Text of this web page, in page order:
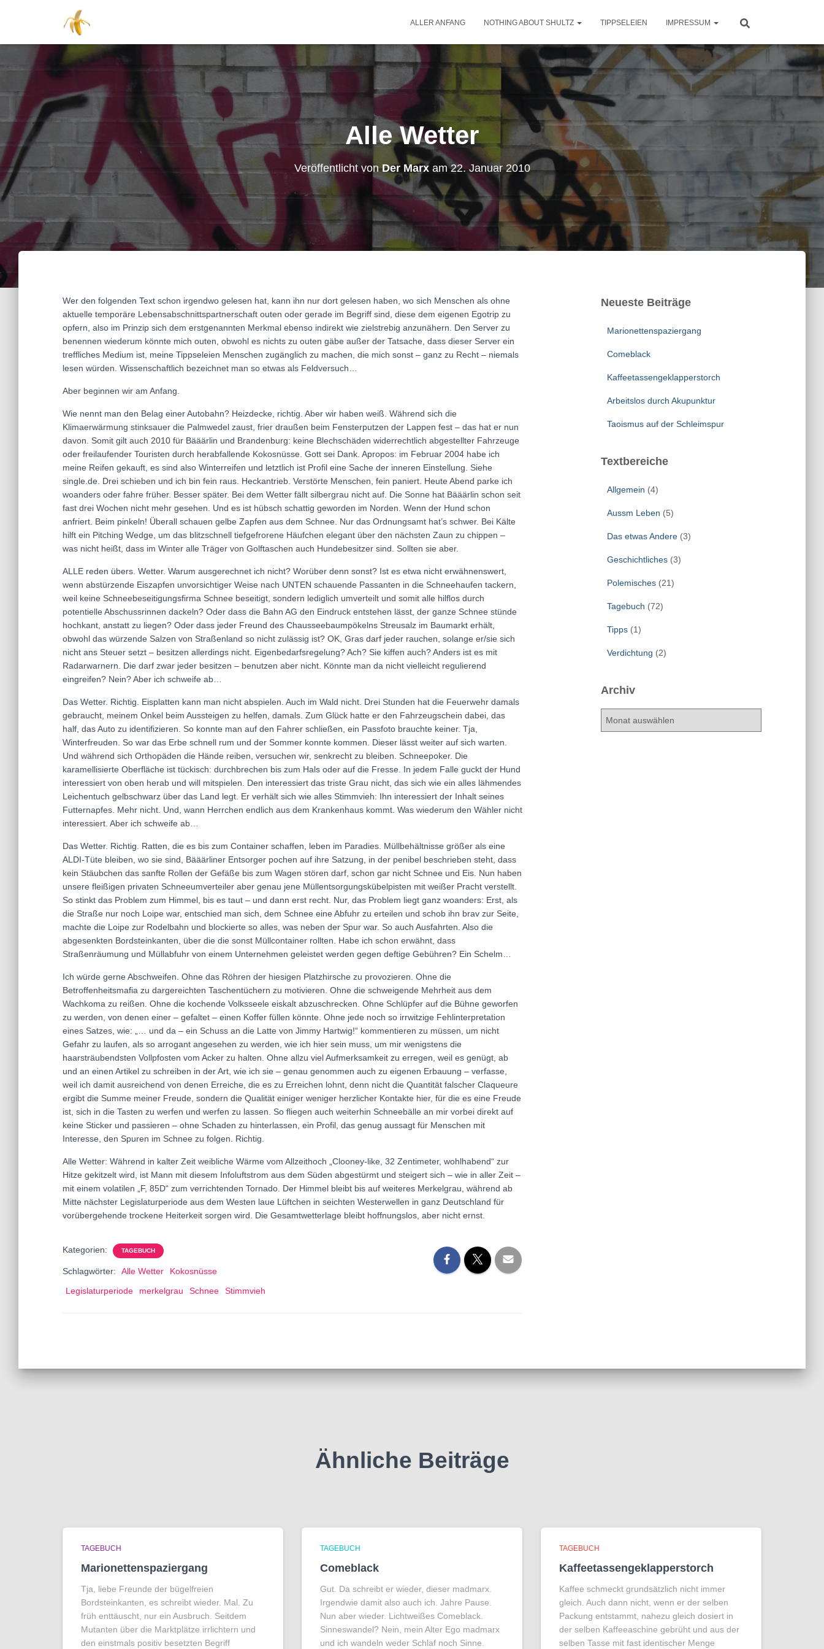
ALLER ANFANG NOTHING ABOUT SHULTZ TIPPSELEIEN IMPRESSUM
Alle Wetter
Veröffentlicht vonDer Marxam22. Januar 2010
Wer den folgenden Text schon irgendwo gelesen hat, kann ihn nur dort gelesen haben, wo sich Menschen als ohne
aktuelle temporäre Lebensabschnittspartnerschaft outen oder gerade im Begriff sind, diese dem eigenen Egotrip zu
opfern, also im Prinzip sich dem erstgenannten Merkmal ebenso indirekt wie zielstrebig anzunähern. Den Server zu
benennen wiederum könnte mich outen, obwohl es nichts zu outen gäbe außer der Tatsache, dass dieser Server ein
treffliches Medium ist, meine Tippseleien Menschen zugänglich zu machen, die mich sonst – ganz zu Recht – niemals
lesen würden. Wissenschaftlich bezeichnet man so etwas als Feldversuch…
Aber beginnen wir am Anfang.
Wie nennt man den Belag einer Autobahn? Heizdecke, richtig. Aber wir haben weiß. Während sich die
Klimaerwärmung stinksauer die Palmwedel zaust, frier draußen beim Fensterputzen der Lappen fest – das hat er nun
davon. Somit gilt auch 2010 für Bääärlin und Brandenburg: keine Blechschäden widerrechtlich abgestellter Fahrzeuge
oder freilaufender Touristen durch herabfallende Kokosnüsse. Gott sei Dank. Apropos: im Februar 2004 habe ich
meine Reifen gekauft, es sind also Winterreifen und letztlich ist Profil eine Sache der inneren Einstellung. Siehe
single.de. Drei schieben und ich bin fein raus. Heckantrieb. Verstörte Menschen, fein paniert. Heute Abend parke ich
woanders oder fahre früher. Besser später. Bei dem Wetter fällt silbergrau nicht auf. Die Sonne hat Bääärlin schon seit
fast drei Wochen nicht mehr gesehen. Und es ist hübsch schattig geworden im Norden. Wenn der Hund schon
anfriert. Beim pinkeln! Überall schauen gelbe Zapfen aus dem Schnee. Nur das Ordnungsamt hat’s schwer. Bei Kälte
hilft ein Pitching Wedge, um das blitzschnell tiefgefrorene Häufchen elegant über den nächsten Zaun zu chippen –
was nicht heißt, dass im Winter alle Träger von Golftaschen auch Hundebesitzer sind. Sollten sie aber.
ALLE reden übers. Wetter. Warum ausgerechnet ich nicht? Worüber denn sonst? Ist es etwa nicht erwähnenswert,
wenn abstürzende Eiszapfen unvorsichtiger Weise nach UNTEN schauende Passanten in die Schneehaufen tackern,
weil keine Schneebeseitigungsfirma Schnee beseitigt, sondern lediglich umverteilt und somit alle hilflos durch
potentielle Abschussrinnen dackeln? Oder dass die Bahn AG den Eindruck entstehen lässt, der ganze Schnee stünde
hochkant, anstatt zu liegen? Oder dass jeder Freund des Chausseebaumpökelns Streusalz im Baumarkt erhält,
obwohl das würzende Salzen von Straßenland so nicht zulässig ist? OK, Gras darf jeder rauchen, solange er/sie sich
nicht ans Steuer setzt – besitzen allerdings nicht. Eigenbedarfsregelung? Ach? Sie kiffen auch? Anders ist es mit
Radarwarnern. Die darf zwar jeder besitzen – benutzen aber nicht. Könnte man da nicht vielleicht regulierend
eingreifen? Nein? Aber ich schweife ab…
Das Wetter. Richtig. Eisplatten kann man nicht abspielen. Auch im Wald nicht. Drei Stunden hat die Feuerwehr damals
gebraucht, meinem Onkel beim Aussteigen zu helfen, damals. Zum Glück hatte er den Fahrzeugschein dabei, das
half, das Auto zu identifizieren. So konnte man auf den Fahrer schließen, ein Passfoto brauchte keiner. Tja,
Winterfreuden. So war das Erbe schnell rum und der Sommer konnte kommen. Dieser lässt weiter auf sich warten.
Und während sich Orthopäden die Hände reiben, versuchen wir, senkrecht zu bleiben. Schneepoker. Die
karamellisierte Oberfläche ist tückisch: durchbrechen bis zum Hals oder auf die Fresse. In jedem Falle guckt der Hund
interessiert von oben herab und will mitspielen. Den interessiert das triste Grau nicht, das sich wie ein alles lähmendes
Leichentuch gelbschwarz über das Land legt. Er verhält sich wie alles Stimmvieh: Ihn interessiert der Inhalt seines
Futternapfes. Mehr nicht. Und, wann Herrchen endlich aus dem Krankenhaus kommt. Was wiederum den Wähler nicht
interessiert. Aber ich schweife ab…
Das Wetter. Richtig. Ratten, die es bis zum Container schaffen, leben im Paradies. Müllbehältnisse größer als eine
ALDI-Tüte bleiben, wo sie sind, Bääärliner Entsorger pochen auf ihre Satzung, in der penibel beschrieben steht, dass
kein Stäubchen das sanfte Rollen der Gefäße bis zum Wagen stören darf, schon gar nicht Schnee und Eis. Nun haben
unsere fleißigen privaten Schneeumverteiler aber genau jene Müllentsorgungskübelpisten mit weißer Pracht verstellt.
So stinkt das Problem zum Himmel, bis es taut – und dann erst recht. Nur, das Problem liegt ganz woanders: Erst, als
die Straße nur noch Loipe war, entschied man sich, dem Schnee eine Abfuhr zu erteilen und schob ihn brav zur Seite,
machte die Loipe zur Rodelbahn und blockierte so alles, was neben der Spur war. So auch Ausfahrten. Also die
abgesenkten Bordsteinkanten, über die die sonst Müllcontainer rollten. Habe ich schon erwähnt, dass
Straßenräumung und Müllabfuhr von einem Unternehmen geleistet werden gegen deftige Gebühren? Ein Schelm…
Ich würde gerne Abschweifen. Ohne das Röhren der hiesigen Platzhirsche zu provozieren. Ohne die
Betroffenheitsmafia zu dargereichten Taschentüchern zu motivieren. Ohne die schweigende Mehrheit aus dem
Wachkoma zu reißen. Ohne die kochende Volksseele eiskalt abzuschrecken. Ohne Schlüpfer auf die Bühne geworfen
zu werden, von denen einer – gefaltet – einen Koffer füllen könnte. Ohne jede noch so irrwitzige Fehlinterpretation
eines Satzes, wie: „… und da – ein Schuss an die Latte von Jimmy Hartwig!“ kommentieren zu müssen, um nicht
Gefahr zu laufen, als so arrogant angesehen zu werden, wie ich hier sein muss, um mir wenigstens die
haarsträubendsten Vollpfosten vom Acker zu halten. Ohne allzu viel Aufmerksamkeit zu erregen, weil es genügt, ab
und an einen Artikel zu schreiben in der Art, wie ich sie – genau genommen auch zu eigenen Erbauung – verfasse,
weil ich damit ausreichend von denen Erreiche, die es zu Erreichen lohnt, denn nicht die Quantität falscher Claqueure
ergibt die Summe meiner Freude, sondern die Qualität einiger weniger herzlicher Kontakte hier, für die es eine Freude
ist, sich in die Tasten zu werfen und werfen zu lassen. So fliegen auch weiterhin Schneebälle an mir vorbei direkt auf
keine Sticker und passieren – ohne Schaden zu hinterlassen, ein Profil, das genug aussagt für Menschen mit
Interesse, den Spuren im Schnee zu folgen. Richtig.
Alle Wetter: Während in kalter Zeit weibliche Wärme vom Allzeithoch „Clooney-like, 32 Zentimeter, wohlhabend“ zur
Hitze gekitzelt wird, ist Mann mit diesem Infoluftstrom aus dem Süden abgestürmt und steigert sich – wie in aller Zeit –
mit einem volatilen „F, 85D“ zum verrichtenden Tornado. Der Himmel bleibt bis auf weiteres Merkelgrau, während ab
Mitte nächster Legislaturperiode aus dem Westen laue Lüftchen in seichten Westerwellen in ganz Deutschland für
vorübergehende trockene Heiterkeit sorgen wird. Die Gesamtwetterlage bleibt hoffnungslos, aber nicht ernst.
Kategorien: TAGEBUCH
Schlagwörter: Alle Wetter
Kokosnüsse
Legislaturperiode
merkelgrau Schnee Stimmvieh
Neueste Beiträge
Marionettenspaziergang
Comeblack
Kaffeetassengeklapperstorch
Arbeitslos durch Akupunktur
Taoismus auf der Schleimspur
Textbereiche
Allgemein (4)
Aussm Leben (5)
Das etwas Andere(3)
Geschichtliches(3)
Polemisches(21)
Tagebuch (72)
Tipps(1)
Verdichtung (2)
Archiv
A
Ähnliche Beiträge
TAGEBUCH
Marionettenspaziergang
Tja, liebe Freunde der bügelfreien
Bordsteinkanten, es schreibt wieder. Mal. Zu
früh enttäuscht, nur ein Ausbruch. Seitdem
Mutanten über die Marktplätze irrlichtern und
den einstmals positiv besetzten Begriff
TAGEBUCH
Comeblack
Gut. Da schreibt er wieder, dieser madmarx.
Irgendwie damit also auch ich. Jahre Pause.
Nun aber wieder. Lichtweißes Comeblack.
Sinneswandel? Nein, mein Alter Ego madmarx
und ich wandeln weder Schlaf noch Sinne.
TAGEBUCH
Kaffeetassengeklapperstorch
Kaffee schmeckt grundsätzlich nicht immer
gleich. Auch dann nicht, wenn er der selben
Packung entstammt, nahezu gleich dosiert in
der selben Kaffeeaschine gebrüht und aus der
selben Tasse mit fast identischer Menge